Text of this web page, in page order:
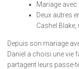
Mariage avec
Deux autres
Cashel Blake,
Depuis son mariage
Daniel a choisi une vie
partagent leurs passe-